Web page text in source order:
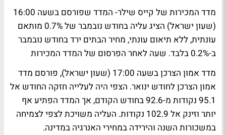
מדד המכירות של קייס שילר- המדד שפורסם בשעה 16:00
(שעון ישראל) הציג עליה בחודש נובמבר של 0.7% מותאם
עונתית, ללא תיאום עונתי, מחיר הבתים ירד בחודש נובמבר
ב-0.2% בלבד. שעה לאחר הפרסום של המדד המכירות
מדד אמון הצרכן בשעה 17:00 (שעון ישראל), פורסם מדד
אמון הצרכן לחודש ינואר. הצפי היה לעלייה חזקה החודש אל
95.1 נקודות מ-92.6 בחודש הקודם, אך המדד הפתיע אף
יותר וזינק אל 102.9 נקודות. העליה משויכת לצפי לצמיחה
במשכורות השנה והירידה במחירי האנרגיה במדינה.